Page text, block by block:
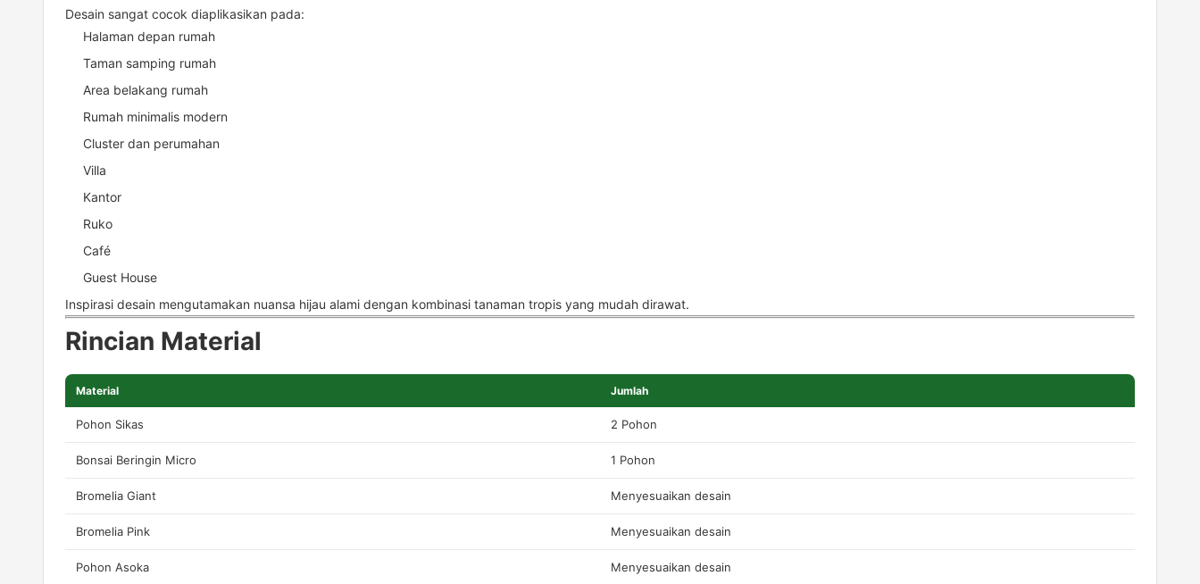
Desain sangat cocok diaplikasikan pada:
Halaman depan rumah
Taman samping rumah
Area belakang rumah
Rumah minimalis modern
Cluster dan perumahan
Villa
Kantor
Ruko
Café
Guest House
Inspirasi desain mengutamakan nuansa hijau alami dengan kombinasi tanaman tropis yang mudah dirawat.
Rincian Material
Material Jumlah
Pohon Sikas 2 Pohon
Bonsai Beringin Micro 1 Pohon
Bromelia Giant Menyesuaikan desain
Bromelia Pink Menyesuaikan desain
Pohon Asoka Menyesuaikan desain